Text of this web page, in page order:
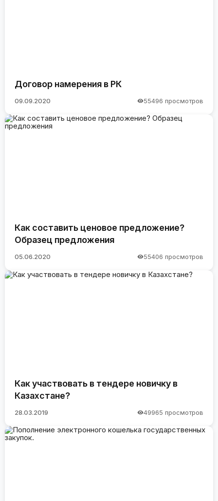
Договор намерения в РК
09.09.2020 55496 просмотров
Как составить ценовое предложение?
Образец предложения
05.06.2020 55406 просмотров
Как участвовать в тендере новичку в
Казахстане?
28.03.2019 49965 просмотров